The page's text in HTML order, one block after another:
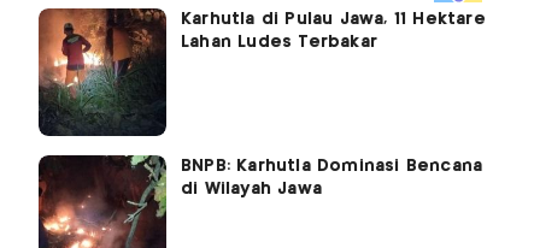
Karhutla di Pulau Jawa, 11 Hektare
Lahan Ludes Terbakar
BNPB: Karhutla Dominasi Bencana
di Wilayah Jawa